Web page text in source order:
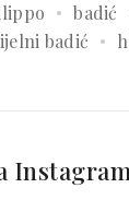
badić
badić